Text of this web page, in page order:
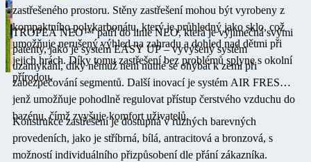
zastřešeného prostoru. Stěny zastřešení mohou být vyrobeny z
kompaktního polykarbonátu, který je průhledný jako sklo, což
umožňuje nerušený výhled na zahradu a dohled nad dětmi při
jejich hrách. Díky tomu zastřešení bez problémů splyne s okolní
přírodou.
TROPEA NEO™ patří do linie NEO, která je výjimečná svými
patenty, jako je systém EASY UP – vyvýšený systém
uzamykání, díky němuž není nutné se ohýbat k zemi při
zabezpečování segmentů. Další inovací je systém AIR FRESH,
jenž umožňuje pohodlně regulovat přístup čerstvého vzduchu do
bazénu, čímž zvyšuje komfort uživatelů.
Konstrukce zastřešení je dostupná v různých barevných
provedeních, jako je stříbrná, bílá, antracitová a bronzová, s
možností individuálního přizpůsobení dle přání zákazníka.